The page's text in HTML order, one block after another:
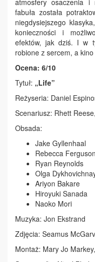
fabuła została
niegdysiejszego
konieczności i
efektów, jak dziś. I w
robione z sercem, a
Ocena: 6/10
Tytuł: „Life”
Reżyseria: Daniel
Scenariusz: Rhett
Obsada:
Jake Gyllenhaal
Rebecca
Ryan Reynolds
Olga
Ariyon Bakare
Hiroyuki Sanada
Naoko Mori
Muzyka: Jon Ekstrand
Zdjęcia: Seamus
Montaż: Mary Jo